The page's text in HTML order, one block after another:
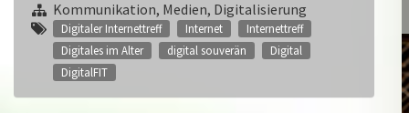
Kommunikation, Medien, Digitalisierung
Digitaler Internettreff Internet
Internettreff
Digitales im Alter
digital souverän
Digital
DigitalFIT